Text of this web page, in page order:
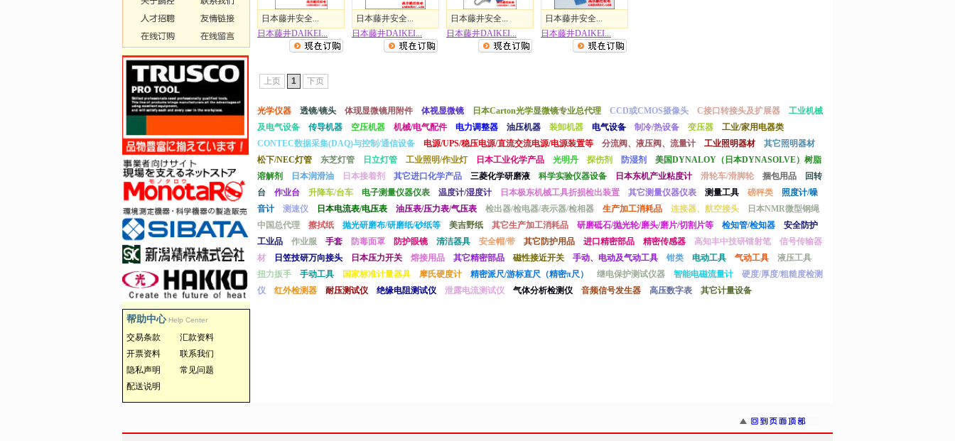
帮助中心 Help Center
交易条款
汇款资料
开票资料
联系我们
隐私声明
常见问题
配送说明
日本藤井安全...
日本藤井DAIKEI...
日本藤井安全...
日本藤井DAIKEI...
日本藤井安全...
日本藤井DAIKEI...
日本藤井安全...
日本藤井DAIKEI...
上页 1 下页
光学仪器 透镜/镜头 体现显微镜用附件 体视显微镜 日本Carton光学显微镜专业总代理 CCD或CMOS摄像头 C接口转接头及扩展器
工业机械
及电气设备
传导机器 空压机器 机械/电气配件 电力调整器 油压机器 装卸机器 电气设备 制冷/热设备 变压器
工业/家用电器类
CONTEC数据采集(DAQ)与控制/通信设备
电源/UPS/稳压电源/直流交流电源/电源装置等 分流阀、液压阀、流量计 工业照明器材
其它照明器材
松下/NEC灯管
东芝灯管 日立灯管 工业照明/作业灯 日本工业化学产品 光明丹 探伤剂 防湿剂
美国DYNALOY（日本DYNASOLVE）树脂
溶解剂
日本润滑油 日本接着剂 其它进口化学产品 三菱化学研磨液 科学实验仪器设备 日本东机产业粘度计 滑轮车/滑脚轮 捆包用品
回转
台
作业台 升降车/台车 电子测量仪器仪表 温度计/湿度计 日本极东机械工具折损检出装置 其它测量仪器仪表 测量工具 磅秤类
照度计/噪
音计
测速仪 日本电流表/电压表 油压表/压力表/气压表 检出器/检电器/表示器/检相器 生产加工消耗品 连接器、航空接头
日本NMR微型钢绳
中国总代理
擦拭纸 抛光研磨布/研磨纸/砂纸等 美吉野纸 其它生产加工消耗品 研磨砥石/抛光轮/磨头/磨片/切割片等 检知管/检知器
安全防护
工业品
作业服 手套 防毒面罩 防护眼镜 清洁器具 安全帽/带 其它防护用品 进口精密部品 精密传感器 高知丰中技研镭射笔
信号传输器
材
日笠技研万向接头 日本压力开关 熔接用品 其它精密部品 磁性接近开关 手动、电动及气动工具 钳类 电动工具 气动工具
液压工具
扭力扳手
手动工具 国家标准计量器具 摩氏硬度计 精密派尺/游标直尺（精密π尺） 继电保护测试仪器 智能电磁流量计
硬度/厚度/粗糙度检测
仪
红外检测器 耐压测试仪 绝缘电阻测试仪 泄露电流测试仪 气体分析检测仪 音频信号发生器 高压数字表 其它计量设备